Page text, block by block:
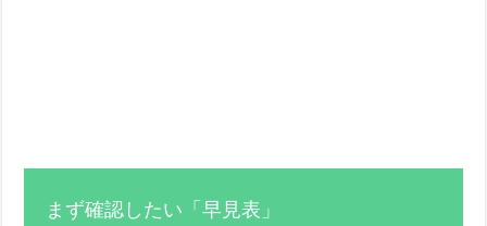
まず確認したい「早見表」